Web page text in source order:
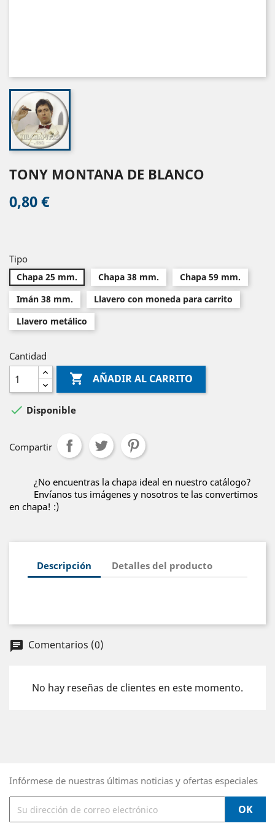
TONY MONTANA DE BLANCO
0,80 €
Tipo
Chapa 25 mm. Chapa 38 mm.
Chapa 59 mm.
Imán 38 mm.
Llavero con moneda para carrito
Llavero metálico
Cantidad
 AÑADIR AL CARRITO
 Disponible
Compartir
¿No encuentras la chapa ideal en nuestro catálogo?
Envíanos tus imágenes y nosotros te las convertimos
en chapa! :)
Descripción Detalles del producto
chat Comentarios (0)
No hay reseñas de clientes en este momento.
Infórmese de nuestras últimas noticias y ofertas especiales